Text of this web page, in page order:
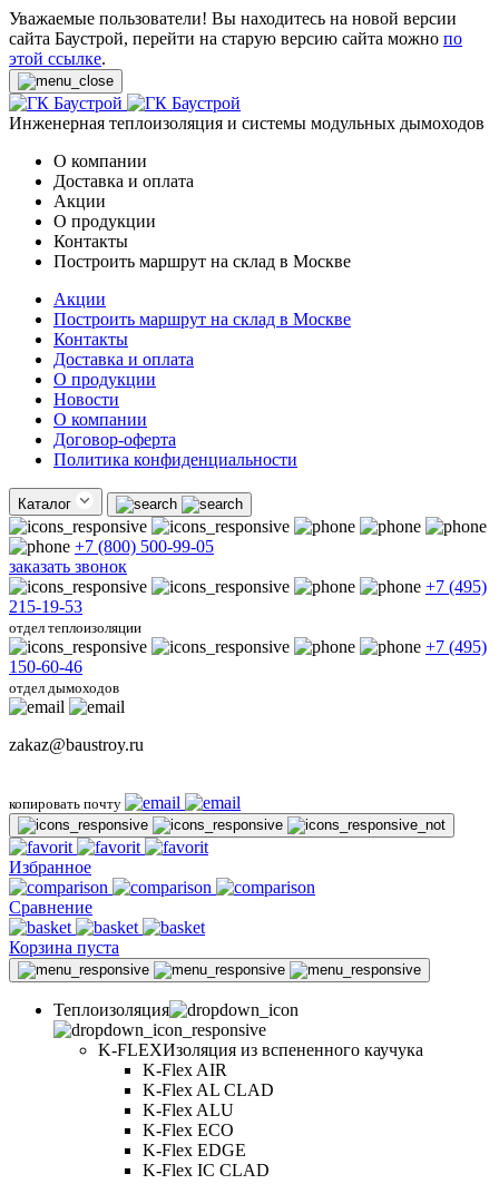
Уважаемые пользователи! Вы находитесь на новой версии
сайта Баустрой, перейти на старую версию сайта можно по
этой ссылке.
Инженерная теплоизоляция и системы модульных дымоходов
О компании
Доставка и оплата
Акции
О продукции
Контакты
Построить маршрут на склад в Москве
Акции
Построить маршрут на склад в Москве
Контакты
Доставка и оплата
О продукции
Новости
О компании
Договор-оферта
Политика конфиденциальности
Каталог
+7 (800) 500-99-05
заказать звонок
+7 (495)
215-19-53
отдел теплоизоляции
+7 (495)
150-60-46
отдел дымоходов
zakaz@baustroy.ru
копировать почту
Избранное
Сравнение
Корзина пуста
Теплоизоляция
K-FLEXИзоляция из вспененного каучука
K-Flex AIR
K-Flex AL CLAD
K-Flex ALU
K-Flex ECO
K-Flex EDGE
K-Flex IC CLAD